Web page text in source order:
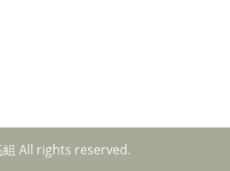
All rights reserved.